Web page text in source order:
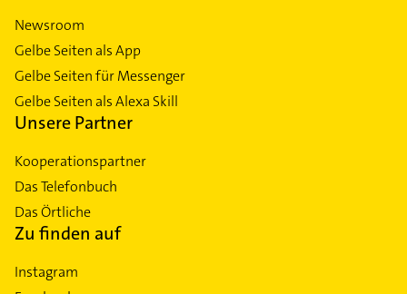
Newsroom
Gelbe Seiten als App
Gelbe Seiten für Messenger
Gelbe Seiten als Alexa Skill
Unsere Partner
Kooperationspartner
Das Telefonbuch
Das Örtliche
Zu finden auf
Instagram